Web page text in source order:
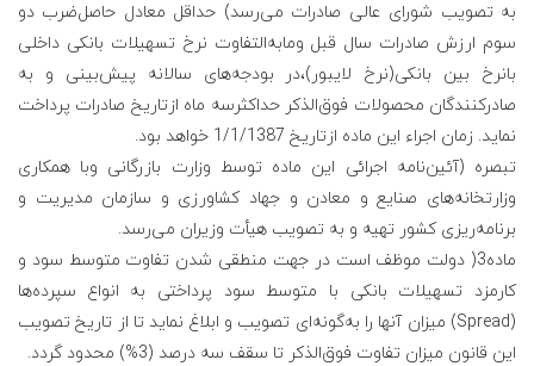
به تصویب شورای عالی صادرات می‌رسد) حداقل معادل حاصل‌ضرب دو
سوم ارزش صادرات سال قبل ومابه‌التفاوت نرخ تسهیلات بانکی داخلی
بانرخ بین بانکی(نرخ لایبور)،در بودجه‌های سالانه پیش‌بینی و به
صادرکنندگان محصولات فوق‌الذکر حداکثرسه ماه ازتاریخ صادرات پرداخت
نماید. زمان اجراء این ماده ازتاریخ 1/1/1387 خواهد بود.
تبصره (آئین‌نامه اجرائی این ماده توسط وزارت بازرگانی وبا همکاری
وزارتخانه‌های صنایع و معادن و جهاد کشاورزی و سازمان مدیریت و
برنامه‌ریزی کشور تهیه و به تصویب هیأت وزیران می‌رسد.
ماده3( دولت موظف است در جهت منطقی شدن تفاوت متوسط سود و
کارمزد تسهیلات بانکی با متوسط سود پرداختی به انواع سپرده‌ها
(Spread) میزان آنها را به‌گونه‌ای تصویب و ابلاغ نماید تا از تاریخ تصویب
این قانون میزان تفاوت فوق‌الذکر تا سقف سه درصد (3%) محدود گردد.